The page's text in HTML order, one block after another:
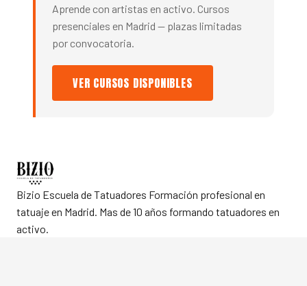
Aprende con artistas en activo. Cursos
presenciales en Madrid — plazas limitadas
por convocatoria.
VER CURSOS DISPONIBLES
Bizio Escuela de Tatuadores Formación profesional en
tatuaje en Madrid. Mas de 10 años formando tatuadores en
activo.